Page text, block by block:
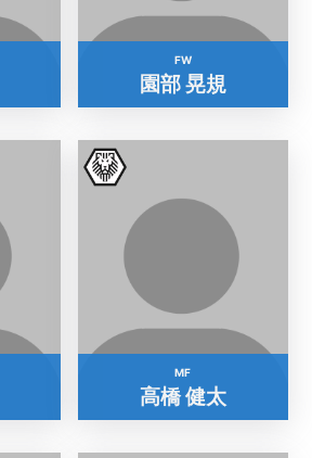
FW
園部 晃規
MF
高橋 健太